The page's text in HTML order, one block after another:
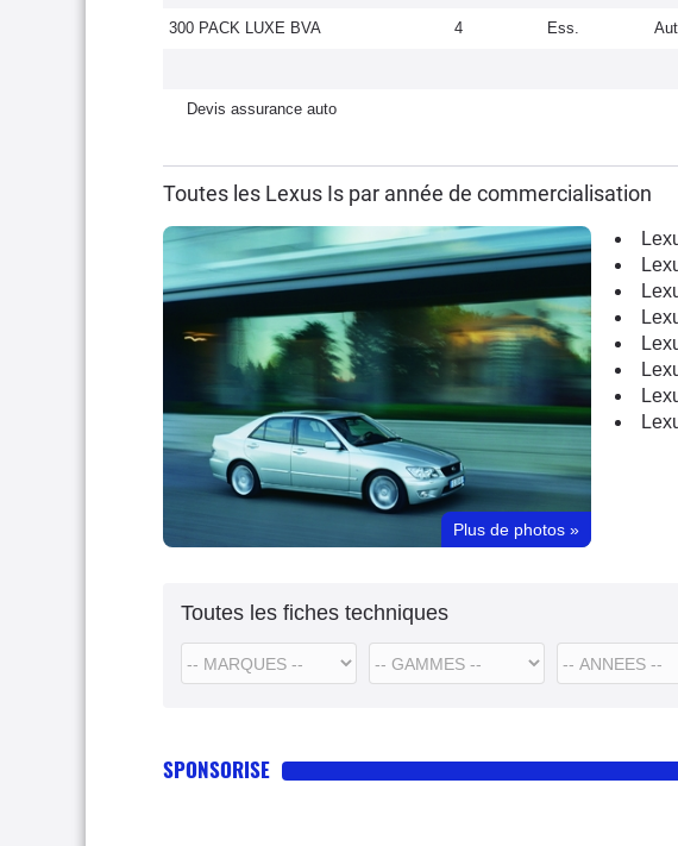
300 PACK LUXE BVA 4 Ess.
Devis assurance auto
Toutes les Lexus Is par année de commercialisation
Plus de photos »
Toutes les fiches techniques
SPONSORISE